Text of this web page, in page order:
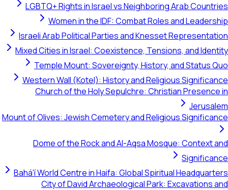
LGBTQ+ Rights in Israel vs Neighboring Arab
Women in the IDF: Combat Roles and
Israeli Arab Political Parties and Knesset
Mixed Cities in Israel: Coexistence, Tensions, and
Temple Mount: Sovereignty, History, and
Western Wall (Kotel): History and Religious
Church of the Holy Sepulchre: Christian
Mount of Olives: Jewish Cemetery and Religious
Dome of the Rock and Al-Aqsa Mosque:
Bahá'í World Centre in Haifa: Global Spiritual
City of David Archaeological Park: